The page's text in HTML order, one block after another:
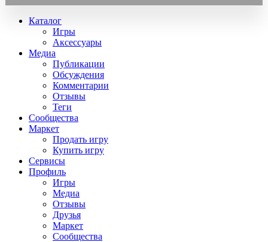
Каталог
Игры
Аксессуары
Медиа
Публикации
Обсуждения
Комментарии
Отзывы
Теги
Сообщества
Маркет
Продать игру
Купить игру
Сервисы
Профиль
Игры
Медиа
Отзывы
Друзья
Маркет
Сообщества